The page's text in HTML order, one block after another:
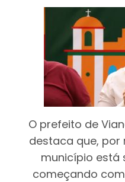
O prefeito de
destaca que,
município está
começando